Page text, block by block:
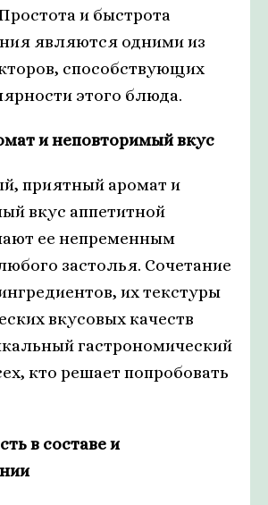
и быстрота
являются одними из
способствующих
этого блюда.
и неповторимый вкус
приятный аромат и
вкус аппетитной
ее непременным
застолья. Сочетание
их текстуры
вкусовых качеств
гастрономический
кто решает попробовать
в составе и